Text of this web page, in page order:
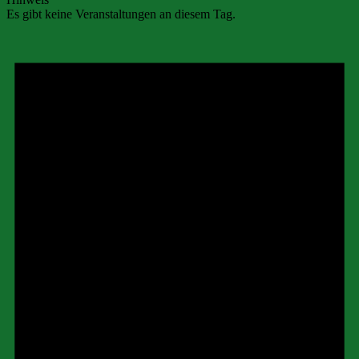
Es gibt keine Veranstaltungen an diesem Tag.